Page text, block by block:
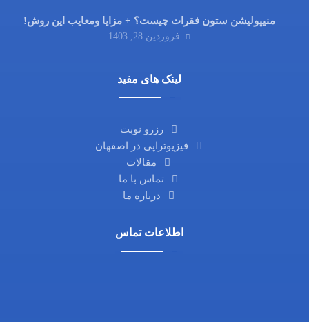
منیپولیشن ستون فقرات چیست؟ + مزایا ومعایب این روش!
فروردین 28, 1403
لینک های مفید
رزرو نوبت
فیزیوتراپی در اصفهان
مقالات
تماس با ما
درباره ما
اطلاعات تماس